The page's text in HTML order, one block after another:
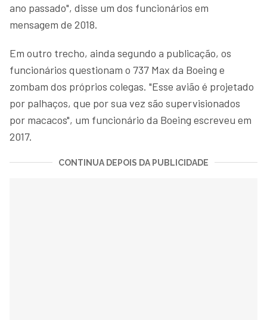
ano passado", disse um dos funcionários em
mensagem de 2018.
Em outro trecho, ainda segundo a publicação, os
funcionários questionam o 737 Max da Boeing e
zombam dos próprios colegas. "Esse avião é projetado
por palhaços, que por sua vez são supervisionados
por macacos", um funcionário da Boeing escreveu em
2017.
CONTINUA DEPOIS DA PUBLICIDADE